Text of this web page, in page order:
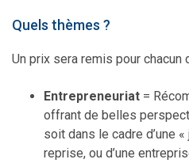
Quels thèmes ?
Un prix sera remis pour chacun
Entrepreneuriat =
offrant de belles
soit dans le cadre d’une «
reprise, ou d’une